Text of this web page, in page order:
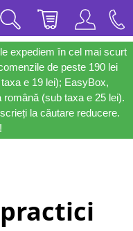
expediem în cel mai scurt
de peste 190 lei
e 19 lei); EasyBox,
(sub taxa e 25 lei).
la căutare reducere.